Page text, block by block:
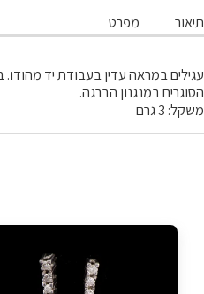
תיאור מפרט
עגילים במראה עדין בעבודת יד מהודו.
הסוגרים במנגנון הברגה.
משקל: 3 גרם